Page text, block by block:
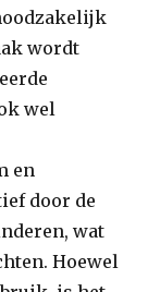
wordt
wel
en
door de
wat
Hoewel